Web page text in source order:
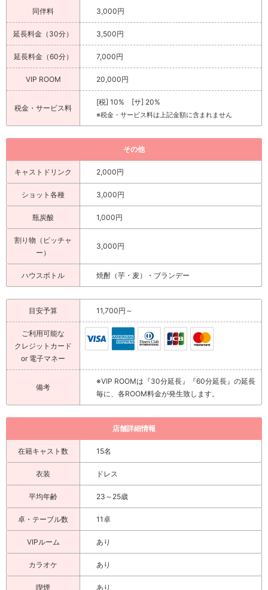
同伴料 3,000円
延長料金（30分） 3,500円
延長料金（60分） 7,000円
VIP ROOM 20,000円
税金・サービス料
[税] 10% [サ] 20%
※税金・サービス料は上記金額に含まれません
その他
キャストドリンク 2,000円
ショット各種 3,000円
瓶炭酸 1,000円
割り物（ピッチャ
ー）
3,000円
ハウスボトル 焼酎（芋・麦）・ブランデー
目安予算 11,700円～
ご利用可能な
クレジットカード
or 電子マネー
備考
※VIP ROOMは『30分延長』『60分延長』の延長
毎に、各ROOM料金が発生致します。
店舗詳細情報
在籍キャスト数 15名
衣装 ドレス
平均年齢 23～25歳
卓・テーブル数 11卓
VIPルーム あり
カラオケ あり
喫煙 あり